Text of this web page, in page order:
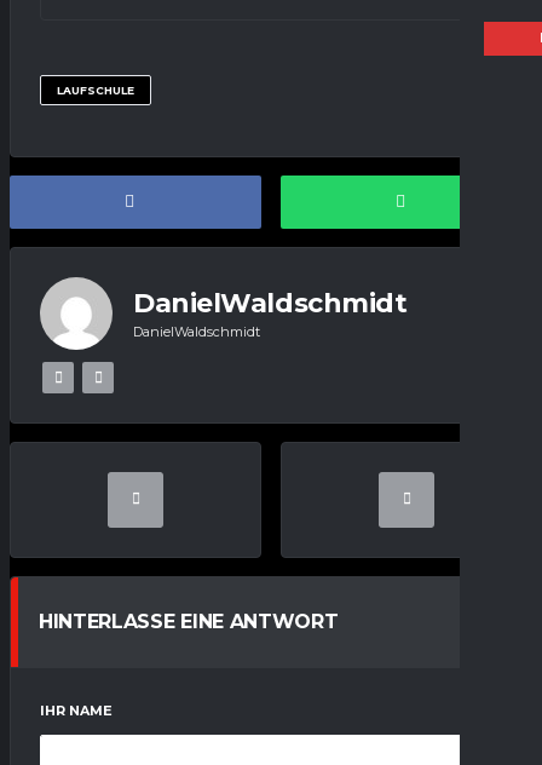
LAUFSCHULE
DanielWaldschmidt
DanielWaldschmidt
HINTERLASSE EINE ANTWORT
IHR NAME